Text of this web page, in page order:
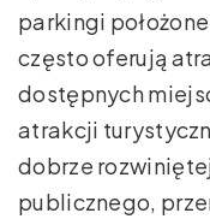
parkingi
często oferują
dostępnych
atrakcji
dobrze
publicznego,